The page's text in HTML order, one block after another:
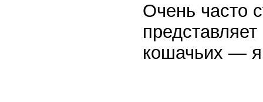
Очень часто
кошачьих —